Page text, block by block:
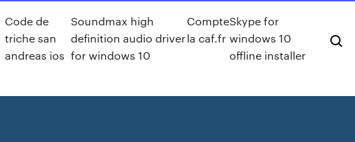
Code de
triche san
andreas ios
Soundmax high
definition audio driver
for windows 10
Compte
la caf.fr
Skype for
windows 10
offline installer